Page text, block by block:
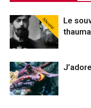
Abonné
Le